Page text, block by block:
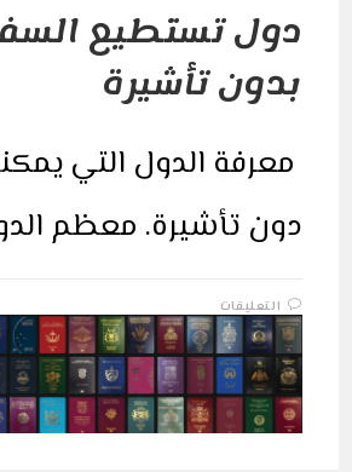
دول تستطيع
بدون تأشيرة
معرفة الدول التي
دون تأشيرة. معظم
التعليقاتدول
تستطيع
السفر
لها
بدون
تأشيرة
مغلقة